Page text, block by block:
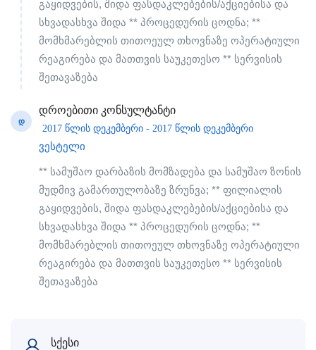
გაყიდვების, შიდა ფასდაკლებების/აქციებისა და
სხვადასხვა შიდა ** პროცედურის ცოდნა; **
მომხმარებლის თითოეულ თხოვნაზე ოპერატიული
რეაგირება და მათთვის საუკეთესო ** სერვისის
შეთავაზება
Დ
დროებითი კონსულტანტი
2017 წლის დეკემბერი - 2017 წლის დეკემბერი
ვესტელი
** სამუშაო დარბაზის მომზადება და სამუშაო ზონის
მუდმივ გამართულობაზე ზრუნვა; ** ფილიალის
გაყიდვების, შიდა ფასდაკლებების/აქციებისა და
სხვადასხვა შიდა ** პროცედურის ცოდნა; **
მომხმარებლის თითოეულ თხოვნაზე ოპერატიული
რეაგირება და მათთვის საუკეთესო ** სერვისის
შეთავაზება
სქესი